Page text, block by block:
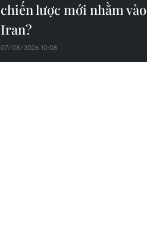
chiến lược mới nhằm vào
Iran?
07/08/2026 10:08